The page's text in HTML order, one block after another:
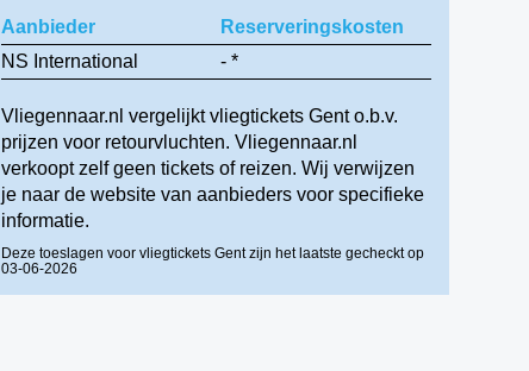
Aanbieder
Reserveringskosten
NS International
- *
Vliegennaar.nl vergelijkt vliegtickets Gent o.b.v.
prijzen voor retourvluchten. Vliegennaar.nl
verkoopt zelf geen tickets of reizen. Wij verwijzen
je naar de website van aanbieders voor specifieke
informatie.
Deze toeslagen voor vliegtickets Gent zijn het laatste gecheckt op
03-06-2026